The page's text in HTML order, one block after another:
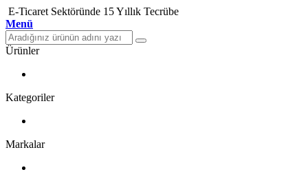
E-Ticaret Sektöründe 15 Yıllık Tecrübe
Menü
Ürünler
Kategoriler
Markalar